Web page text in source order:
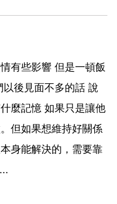
有些影響 但是一頓飯
後見面不多的話 說
麼記憶 如果只是讓他
但如果想維持好關係
身能解決的，需要靠